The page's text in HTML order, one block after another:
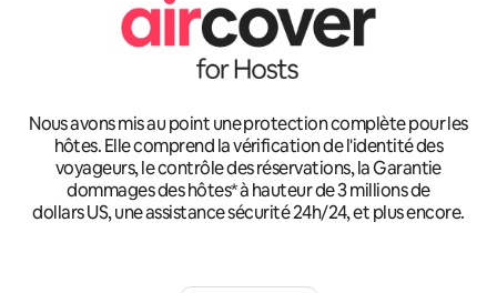
Nous avons mis au point une protection complète pour les
hôtes. Elle comprend la vérification de l'identité des
voyageurs, le contrôle des réservations, la Garantie
dommages des hôtes* à hauteur de 3 millions de
dollars US, une assistance sécurité 24h/24, et plus encore.